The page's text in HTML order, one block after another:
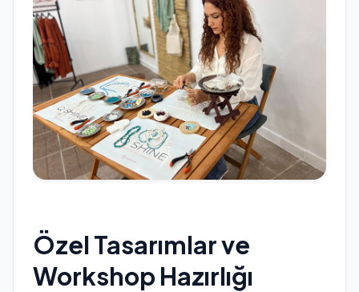
Özel Tasarımlar ve
Workshop Hazırlığı